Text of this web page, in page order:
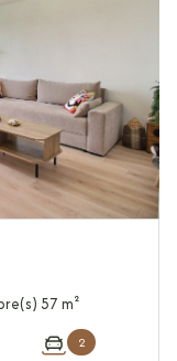
Appartement 3 pièce(s) 2 chambre(s) 57 m²
2